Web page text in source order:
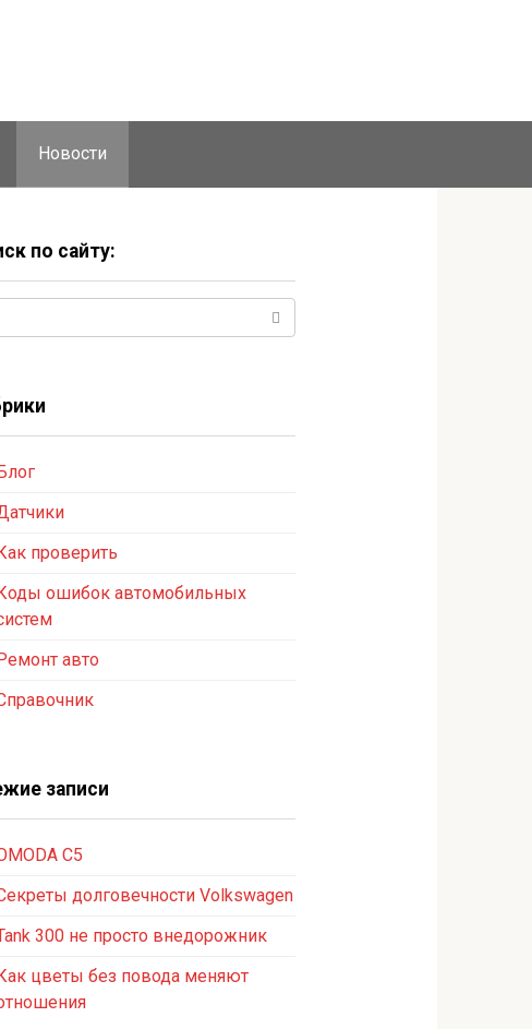
Новости
по сайту:
проверить
ошибок автомобильных
авто
записи
C5
долговечности Volkswagen
300 не просто внедорожник
цветы без повода меняют